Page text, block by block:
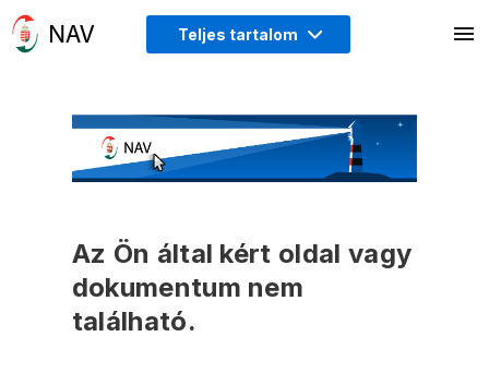
Teljes tartalom
Az Ön által kért oldal vagy
dokumentum nem
található.